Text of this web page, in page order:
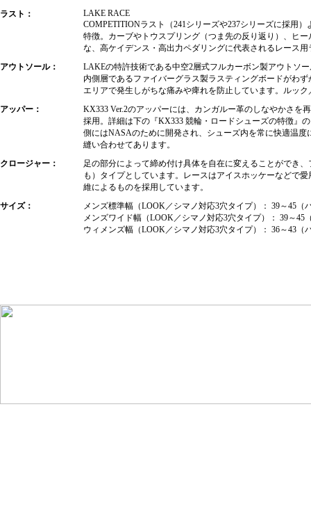
ラスト：
LAKE RACE
COMPETITIONラスト（241シリーズや237シリーズに採用
特徴。カーブやトウスプリング（つま先の反り返り）、ヒ
な、高ケイデンス・高出力ペダリングに代表されるレース用
アウトソール：
LAKEの特許技術である中空2層式フルカーボン製アウトソ
内側層であるファイバーグラス製ラスティングボードがわ
エリアで発生しがちな痛みや痺れを防止しています。ルッ
アッパー：
KX333 Ver.2のアッパーには、カンガルー革のしなやかさを
採用。詳細は下の『KX333 競輪・ロードシューズの特徴』
側にはNASAのために開発され、シューズ内を常に快適温
縫い合わせてあります。
クロージャー：
足の部分によって締め付け具体を自在に変えることができ
も）タイプとしています。レースはアイスホッケーなどで
維によるものを採用しています。
サイズ：
メンズ標準幅（LOOK／シマノ対応3穴タイプ）： 39～45（
メンズワイド幅（LOOK／シマノ対応3穴タイプ）： 39～45
ウィメンズ幅（LOOK／シマノ対応3穴タイプ）： 36～43（